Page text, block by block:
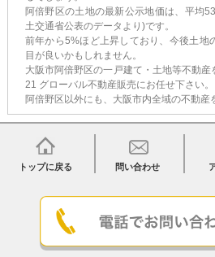
阿倍野区の土地の最新公示地価は、平均
土交通省公表のデータより)です。
前年から5%ほど上昇しており、今後土地
目が良いかもしれません。
大阪市阿倍野区の一戸建て・土地等不動
21 グローバル不動産販売にお任せ下さい。
阿倍野区以外にも、大阪市内全域の不動産
トップに戻る 問い合わせ